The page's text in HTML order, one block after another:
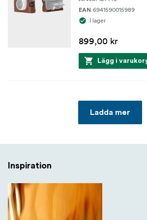
EAN 6941590015989
I lager
899,00 kr
Lägg i
Ladda mer
Inspiration